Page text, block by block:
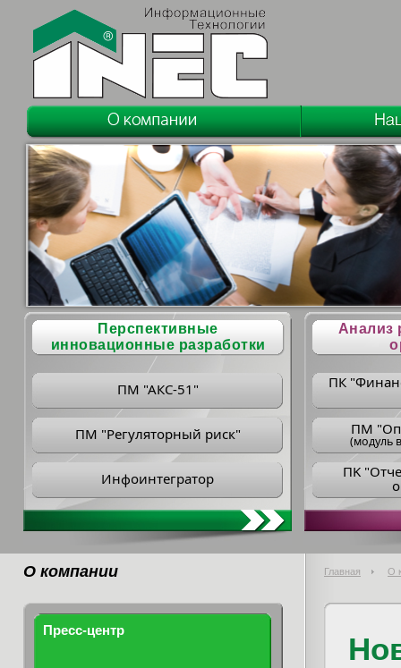
Перспективные
инновационные разработки
ПМ "АКС-51"
ПМ "Регуляторный риск"
Инфоинтегратор
Анализ
ПК
ПM
(модуль
ПK
О компании Главная О
Пресс-центр